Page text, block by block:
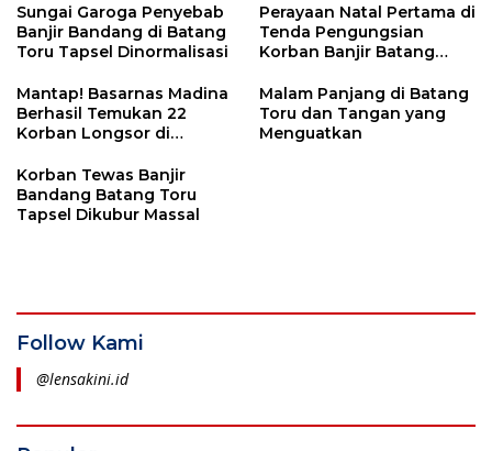
Sungai Garoga Penyebab
Banjir Bandang di Batang
Toru Tapsel Dinormalisasi
Perayaan Natal Pertama di
Tenda Pengungsian
Korban Banjir Batang
Mantap! Basarnas Madina
Berhasil Temukan 22
Korban Longsor di
Sangkunur Tapsel
Malam Panjang di Batang
Toru dan Tangan yang
Menguatkan
Korban Tewas Banjir
Bandang Batang Toru
Tapsel Dikubur Massal
Follow Kami
@lensakini.id